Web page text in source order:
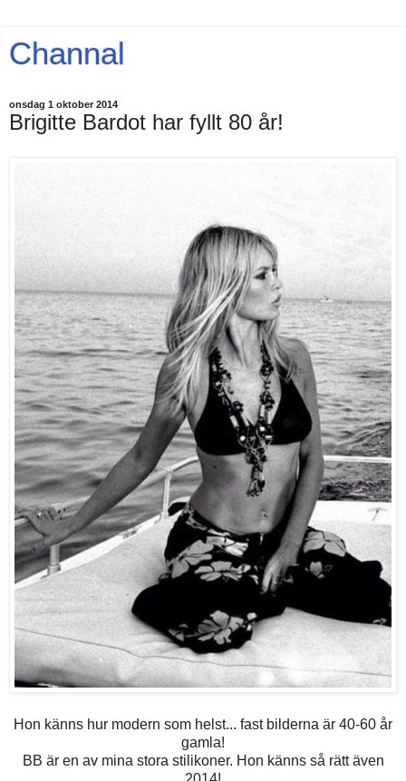
Channal
onsdag 1 oktober 2014
Brigitte Bardot har fyllt 80 år!
Hon känns hur modern som helst... fast bilderna är 40-60 år
gamla!
BB är en av mina stora stilikoner. Hon känns så rätt även